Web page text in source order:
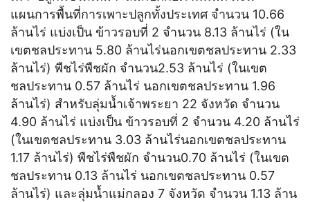
แผนการพื้นที่การเพาะปลูกทั้งประเทศ จำนวน 10.66
ล้านไร่ แบ่งเป็น ข้าวรอบที่ 2 จำนวน 8.13 ล้านไร่ (ใน
เขตชลประทาน 5.80 ล้านไร่นอกเขตชลประทาน 2.33
ล้านไร่) พืชไร่พืชผัก จำนวน2.53 ล้านไร่ (ในเขต
ชลประทาน 0.57 ล้านไร่ นอกเขตชลประทาน 1.96
ล้านไร่) สำหรับลุ่มน้ำเจ้าพระยา 22 จังหวัด จำนวน
4.90 ล้านไร่ แบ่งเป็น ข้าวรอบที่ 2 จำนวน 4.20 ล้านไร่
(ในเขตชลประทาน 3.03 ล้านไร่นอกเขตชลประทาน
1.17 ล้านไร่) พืชไร่พืชผัก จำนวน0.70 ล้านไร่ (ในเขต
ชลประทาน 0.13 ล้านไร่ นอกเขตชลประทาน 0.57
ล้านไร่) และลุ่มน้ำแม่กลอง 7 จังหวัด จำนวน 1.13 ล้าน